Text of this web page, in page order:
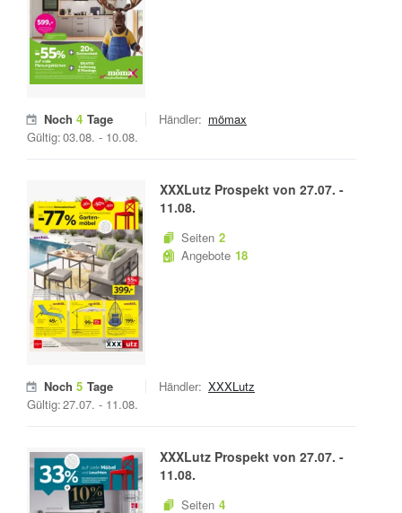
Noch 4 Tage
Gültig:03.08. - 10.08.
Händler: mömax
XXXLutz Prospekt von 27.07. -
11.08.
Seiten 2
Angebote 18
Noch 5 Tage
Gültig:27.07. - 11.08.
Händler: XXXLutz
XXXLutz Prospekt von 27.07. -
11.08.
Seiten 4